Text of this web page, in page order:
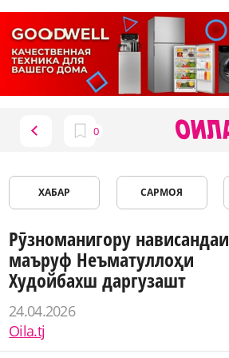
ХАБАР САРМОЯ
Рӯзноманигору нависандаи
маъруф Неъматуллоҳи
Худойбахш даргузашт
24.04.2026
Oila.tj